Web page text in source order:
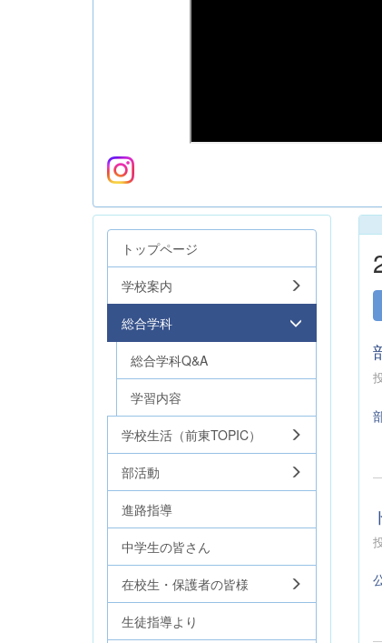
トップページ
学校案内
総合学科
総合学科Q&A
学習内容
学校生活（前東TOPIC）
部活動
進路指導
中学生の皆さん
在校生・保護者の皆様
生徒指導より